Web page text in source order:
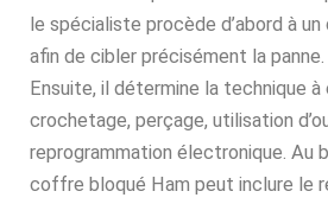
le spécialiste procède d’abord à
afin de cibler précisément la panne.
Ensuite, il détermine la technique à
crochetage, perçage, utilisation
reprogrammation électronique. Au
coffre bloqué Ham peut inclure le